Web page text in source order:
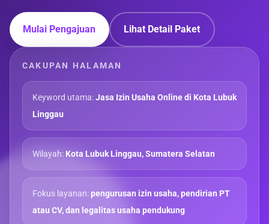
Mulai Pengajuan Lihat Detail Paket
CAKUPAN HALAMAN
Keyword utama:Jasa Izin Usaha Online di Kota Lubuk
Linggau
Wilayah:Kota Lubuk Linggau, Sumatera Selatan
Fokus layanan:pengurusan izin usaha, pendirian PT
atau CV, dan legalitas usaha pendukung